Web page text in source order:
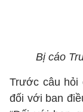
Bị cáo
Trước câu hỏi
đối với ban